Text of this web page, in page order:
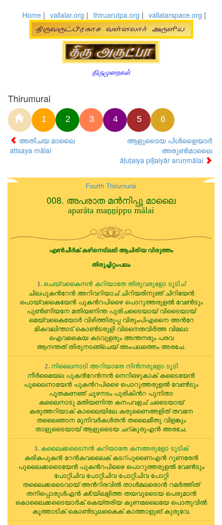
Home | vallalar.org | thiruarutpa.org | vallalarspace.org |
திருமுறைகள்
Thirumurai
1 2 3 4 5 6
അതിചയ മാലൈ
atisaya mālai
ആളുടൈയ പിള്‍ളൈയാര്‍
അരുണ്‍മാലൈ
āḷuṭaiya piḷḷaiyār aruṇmālai
Fourth Thirumurai
008. അപരാത മന്‍നിപ്പു മാലൈ
aparāta maṉṉippu mālai
എണ്‍ചീര്‍ക് കഴിനെടിലടി ആചിരിയ വിരുത്തം
തിരുച്ചിറ്റംപലം
1. ചെയ്വകൈനന്‍ കറിയാതേ തിരുവരുളോ ടൂടിച്
ചിലപുകന്‍റേന്‍ അറിവറിയാച് ചിറിയരിനുഞ് ചിറിയേന്‍
പൊയ്വകൈയേന്‍ പുകന്‍റപിഴൈ പൊറുത്തരുളല്‍ വേണ്‍ടും
പുണ്‍ണിയനേ മതിയണിന്ത പുരിചടൈയായ് വിടൈയായ്
മെയ്വകൈയോര്‍ വിഴിത്തിരുപ്പ വിരുംപിഎനൈ അന്‍റേ
മികവലിന്താട് കൊണ്‍ടരുളി വിനൈതവിര്‍ത്ത വിമലാ
ഐവകൈയ കടവുളരും അന്തനരും പരവ
ആനന്തത് തിരുനടഞ്ചെയ് അംപലത്തെം അരചേ.
2. നിലൈനാടി അറിയാതേ നിന്‍നരുളോ ടൂടി
നീര്‍മൈയല പുകന്‍റേന്‍നന്‍ നെറിഒഴുകാക് കടൈയേന്‍
പുലൈനായേന്‍ പുകന്‍റപിഴൈ പൊറുത്തരുളല്‍ വേണ്‍ടും
പൂതകണഞ് ചൂഴനടം പുരികിന്‍റ പുനിതാ
കലൈനാടു മതിയണിന്ത കനപവളച് ചടൈയായ്
കരുത്തറിയാക് കാലൈയിലേ കരുണൈഅളിത് തവനേ
തലൈഞാന മുനിവര്‍കള്‍തന്‍ തലൈമീതു വിളങ്കും
താളുടൈയായ് ആളുടൈയ ചറ്കുരുഎന്‍ അരചേ.
3. കലൈക്കടൈനന്‍ കറിയാതേ കനഅരുളോ ടൂടിക്
കരികപുകന്‍ റേന്‍കവലൈക് കടറ്പുണൈഎന്‍ റുണരേന്‍
പുലൈക്കടൈയേന്‍ പുകന്‍റപിഴൈ പൊറുത്തരുളല്‍ വേണ്‍ടും
പോറ്റിചിവ പോറ്റിചിവ പോറ്റിചിവ പോറ്റി
തലൈക്കടൈവായ് അന്‍റിരവില്‍ താള്‍മലരൊന്‍ റമര്‍ത്തിത്
തനിപ്പൊരുള്‍എന്‍ ക€യിലളിത്ത തയവുടൈയ പെരുമാന്‍
കൊലൈക്കടൈയാര്‍ക് കെയ്തരിയ കുണമലൈയേ പൊതുവില്‍
കൂത്താടിക് കൊണ്‍ടുലകൈക് കാത്താളുങ് കുരുവേ.